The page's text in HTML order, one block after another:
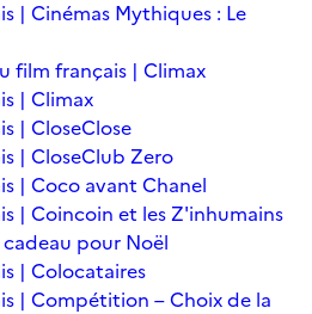
| Cinémas Mythiques : Le
film français | Climax
| Climax
| CloseClose
| CloseClub Zero
| Coco avant Chanel
| Coincoin et les Z'inhumains
pour Noël
| Colocataires
| Compétition – Choix de la